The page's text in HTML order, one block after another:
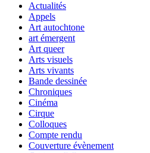
Actualités
Appels
Art autochtone
art émergent
Art queer
Arts visuels
Arts vivants
Bande dessinée
Chroniques
Cinéma
Cirque
Colloques
Compte rendu
Couverture évènement